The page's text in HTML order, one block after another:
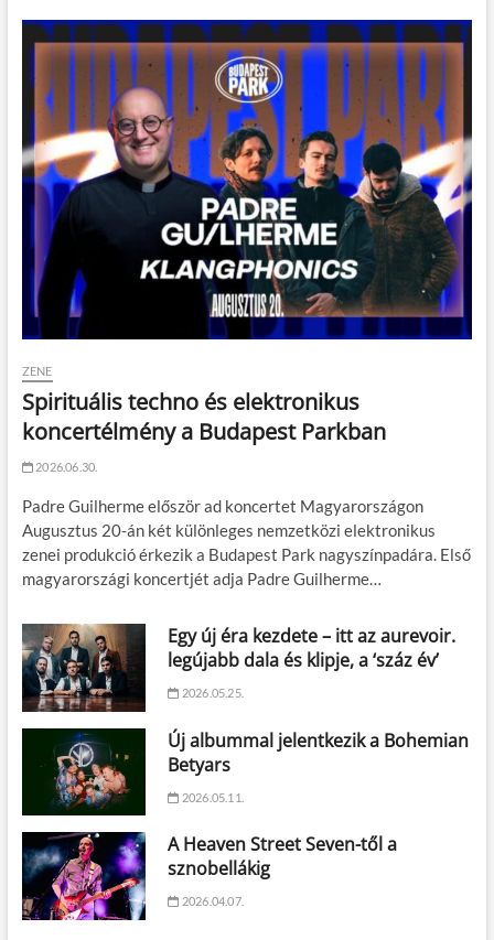
ZENE
Spirituális techno és elektronikus
koncertélmény a Budapest Parkban
2026.06.30.
Padre Guilherme először ad koncertet Magyarországon
Augusztus 20-án két különleges nemzetközi elektronikus
zenei produkció érkezik a Budapest Park nagyszínpadára. Első
magyarországi koncertjét adja Padre Guilherme…
Egy új éra kezdete – itt az aurevoir.
legújabb dala és klipje, a ‘száz év’
2026.05.25.
Új albummal jelentkezik a Bohemian
Betyars
2026.05.11.
A Heaven Street Seven-től a
sznobellákig
2026.04.07.